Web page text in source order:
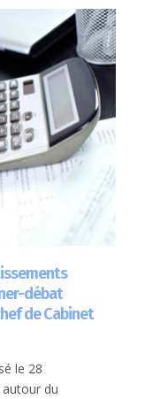
débat
de Cabinet
le 28
du